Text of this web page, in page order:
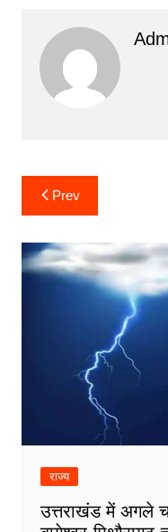
Post
navigation
Prev
राज्य
उत्तराखंड में अगले